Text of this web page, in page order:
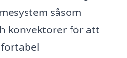
såsom
konvektorer för att